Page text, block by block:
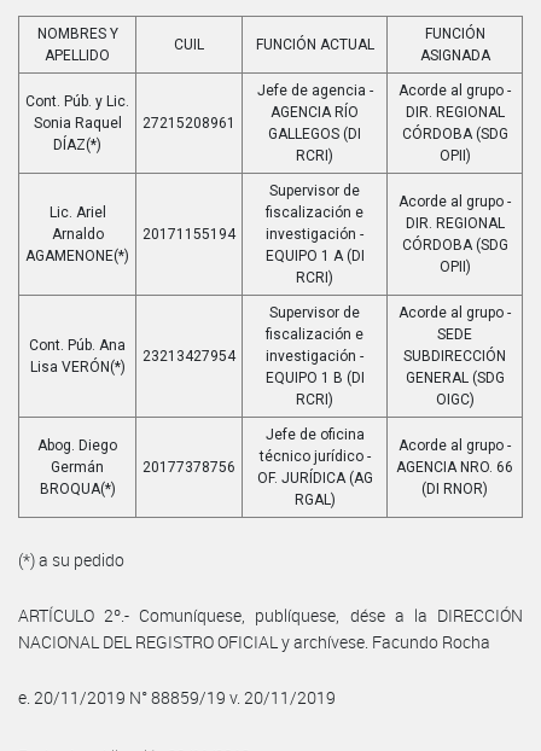
NOMBRES Y
APELLIDO
CUIL FUNCIÓN ACTUAL
FUNCIÓN
ASIGNADA
Cont. Púb. y Lic.
Sonia Raquel
DÍAZ(*)
27215208961
Jefe de agencia -
AGENCIA RÍO
GALLEGOS (DI
RCRI)
Acorde al grupo -
DIR. REGIONAL
CÓRDOBA (SDG
OPII)
Lic. Ariel
Arnaldo
AGAMENONE(*)
20171155194
Supervisor de
fiscalización e
investigación -
EQUIPO 1 A (DI
RCRI)
Acorde al grupo -
DIR. REGIONAL
CÓRDOBA (SDG
OPII)
Cont. Púb. Ana
Lisa VERÓN(*)
23213427954
Supervisor de
fiscalización e
investigación -
EQUIPO 1 B (DI
RCRI)
Acorde al grupo -
SEDE
SUBDIRECCIÓN
GENERAL (SDG
OIGC)
Abog. Diego
Germán
BROQUA(*)
20177378756
Jefe de oficina
técnico jurídico -
OF. JURÍDICA (AG
RGAL)
Acorde al grupo -
AGENCIA NRO. 66
(DI RNOR)
(*) a su pedido
ARTÍCULO 2º.- Comuníquese, publíquese, dése a la DIRECCIÓN
NACIONAL DEL REGISTRO OFICIAL y archívese. Facundo Rocha
e. 20/11/2019 N° 88859/19 v. 20/11/2019